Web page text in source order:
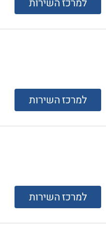
למרכז השירות
למרכז השירות